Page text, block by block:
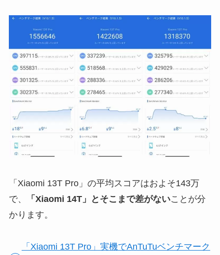
「Xiaomi 13T Pro」の平均スコアはおよそ143万
で、
「Xiaomi 14T」とそこまで差がないことが分
かります。
「Xiaomi 13T Pro」実機でAnTuTuベンチマーク